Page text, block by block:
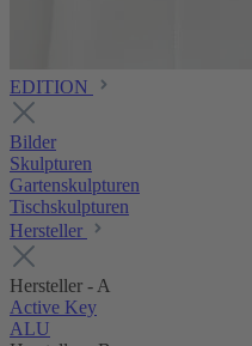
EDITION
Bilder
Skulpturen
Gartenskulpturen
Tischskulpturen
Hersteller
Hersteller - A
Active Key
ALU